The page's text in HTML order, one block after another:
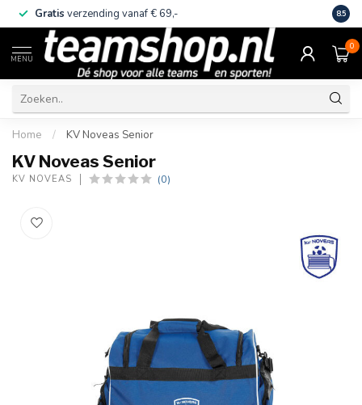
Gratis verzending vanaf € 69,- Eigen
8.5
MENU
0
Home / KV Noveas Senior
KV Noveas Senior
KV NOVEAS (0)